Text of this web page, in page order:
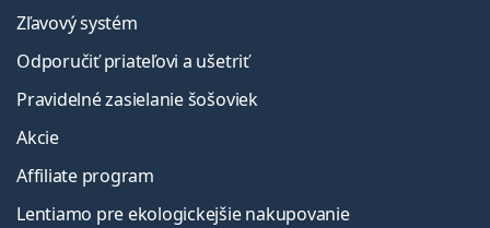
Zľavový systém
Odporučiť priateľovi a ušetriť
Pravidelné zasielanie šošoviek
Akcie
Affiliate program
Lentiamo pre ekologickejšie nakupovanie